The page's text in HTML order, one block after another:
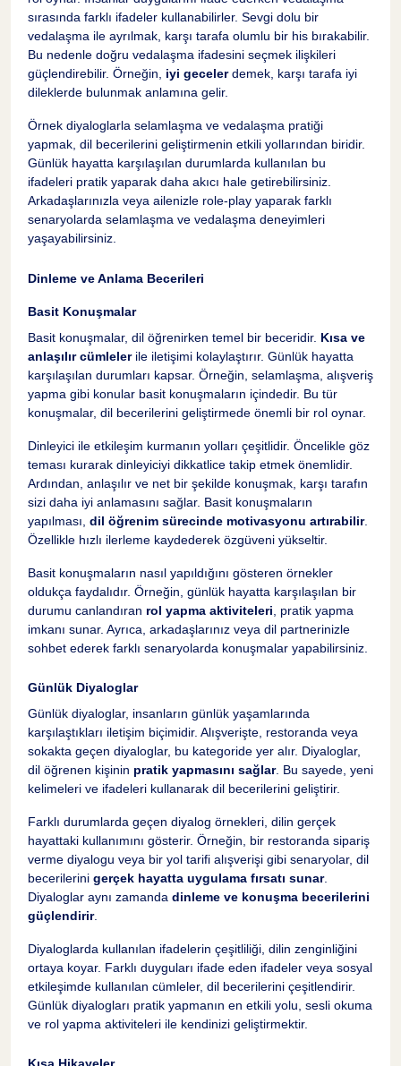
sırasında farklı ifadeler kullanabilirler. Sevgi dolu bir
vedalaşma ile ayrılmak, karşı tarafa olumlu bir his bırakabilir.
Bu nedenle doğru vedalaşma ifadesini seçmek ilişkileri
güçlendirebilir. Örneğin, iyi gecelerdemek, karşı tarafa iyi
dileklerde bulunmak anlamına gelir.
Örnek diyaloglarla selamlaşma ve vedalaşma pratiği
yapmak, dil becerilerini geliştirmenin etkili yollarından biridir.
Günlük hayatta karşılaşılan durumlarda kullanılan bu
ifadeleri pratik yaparak daha akıcı hale getirebilirsiniz.
Arkadaşlarınızla veya ailenizle role-play yaparak farklı
senaryolarda selamlaşma ve vedalaşma deneyimleri
yaşayabilirsiniz.
Dinleme ve Anlama Becerileri
Basit Konuşmalar
Basit konuşmalar, dil öğrenirken temel bir beceridir. Kısa ve
anlaşılır cümlelerile iletişimi kolaylaştırır. Günlük hayatta
karşılaşılan durumları kapsar. Örneğin, selamlaşma, alışveriş
yapma gibi konular basit konuşmaların içindedir. Bu tür
konuşmalar, dil becerilerini geliştirmede önemli bir rol oynar.
Dinleyici ile etkileşim kurmanın yolları çeşitlidir. Öncelikle göz
teması kurarak dinleyiciyi dikkatlice takip etmek önemlidir.
Ardından, anlaşılır ve net bir şekilde konuşmak, karşı tarafın
sizi daha iyi anlamasını sağlar. Basit konuşmaların
yapılması, dil öğrenim sürecinde motivasyonu artırabilir.
Özellikle hızlı ilerleme kaydederek özgüveni yükseltir.
Basit konuşmaların nasıl yapıldığını gösteren örnekler
oldukça faydalıdır. Örneğin, günlük hayatta karşılaşılan bir
durumu canlandıran rol yapma aktiviteleri , pratik yapma
imkanı sunar. Ayrıca, arkadaşlarınız veya dil partnerinizle
sohbet ederek farklı senaryolarda konuşmalar yapabilirsiniz.
Günlük Diyaloglar
Günlük diyaloglar, insanların günlük yaşamlarında
karşılaştıkları iletişim biçimidir. Alışverişte, restoranda veya
sokakta geçen diyaloglar, bu kategoride yer alır. Diyaloglar,
dil öğrenen kişinin pratik yapmasını sağlar. Bu sayede, yeni
kelimeleri ve ifadeleri kullanarak dil becerilerini geliştirir.
Farklı durumlarda geçen diyalog örnekleri, dilin gerçek
hayattaki kullanımını gösterir. Örneğin, bir restoranda sipariş
verme diyalogu veya bir yol tarifi alışverişi gibi senaryolar, dil
becerilerini gerçek hayatta uygulama fırsatı sunar.
Diyaloglar aynı zamanda dinleme ve konuşma becerilerini
güçlendirir.
Diyaloglarda kullanılan ifadelerin çeşitliliği, dilin zenginliğini
ortaya koyar. Farklı duyguları ifade eden ifadeler veya sosyal
etkileşimde kullanılan cümleler, dil becerilerini çeşitlendirir.
Günlük diyalogları pratik yapmanın en etkili yolu, sesli okuma
ve rol yapma aktiviteleri ile kendinizi geliştirmektir.
Kısa Hikayeler